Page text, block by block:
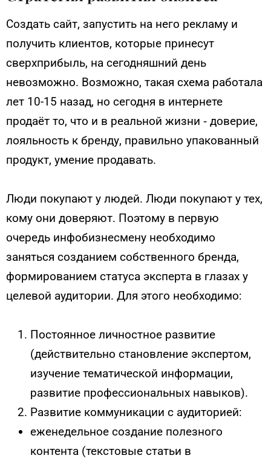
Создать сайт, запустить на него рекламу и
получить клиентов, которые принесут
сверхприбыль, на сегодняшний день
невозможно. Возможно, такая схема работала
лет 10-15 назад, но сегодня в интернете
продаёт то, что и в реальной жизни ‑ доверие,
лояльность к бренду, правильно упакованный
продукт, умение продавать.
Люди покупают у людей. Люди покупают у тех,
кому они доверяют. Поэтому в первую
очередь инфобизнесмену необходимо
заняться созданием собственного бренда,
формированием статуса эксперта в глазах у
целевой аудитории. Для этого необходимо:
Постоянное личностное развитие
(действительно становление экспертом,
изучение тематической информации,
развитие профессиональных навыков).
Развитие коммуникации с аудиторией:
еженедельное создание полезного
контента (текстовые статьи в